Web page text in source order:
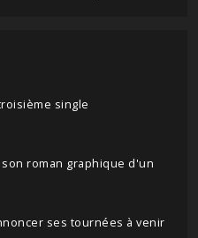
single
son roman graphique d'un
ses tournées à venir